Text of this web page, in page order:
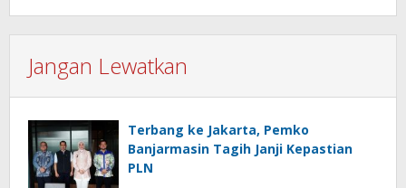
Jangan Lewatkan
Terbang ke Jakarta, Pemko
Banjarmasin Tagih Janji Kepastian
PLN